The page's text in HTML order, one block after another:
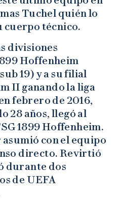
Tuchel quién lo
cuerpo técnico.
divisiones
Hoffenheim
19) y a su filial
II ganando la liga
febrero de 2016,
28 años, llegó al
1899 Hoffenheim.
con el equipo
directo. Revirtió
durante dos
de UEFA